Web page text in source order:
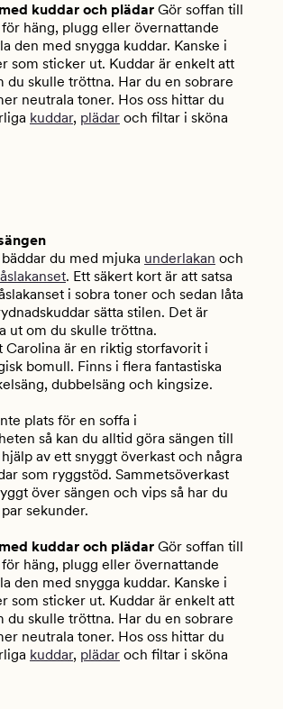
kuddar och plädar Gör soffan till
häng, plugg eller övernattande
den med snygga kuddar. Kanske i
som sticker ut. Kuddar är enkelt att
du skulle tröttna. Har du en sobrare
neutrala toner. Hos oss hittar du
kuddar, plädar och filtar i sköna
du med mjuka underlakan och
. Ett säkert kort är att satsa
i sobra toner och sedan låta
sätta stilen. Det är
ut om du skulle tröttna.
Carolina är en riktig storfavorit i
bomull. Finns i flera fantastiska
dubbelsäng och kingsize.
plats för en soffa i
så kan du alltid göra sängen till
av ett snyggt överkast och några
som ryggstöd. Sammetsöverkast
över sängen och vips så har du
sekunder.
kuddar och plädar Gör soffan till
häng, plugg eller övernattande
den med snygga kuddar. Kanske i
som sticker ut. Kuddar är enkelt att
du skulle tröttna. Har du en sobrare
neutrala toner. Hos oss hittar du
kuddar, plädar och filtar i sköna